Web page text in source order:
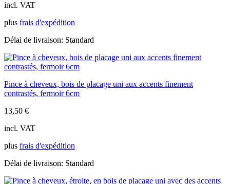
incl. VAT
plus frais d'expédition
Délai de livraison: Standard
Pince à cheveux, bois de placage uni aux accents finement
contrastés, fermoir 6cm
13,50 €
incl. VAT
plus frais d'expédition
Délai de livraison: Standard